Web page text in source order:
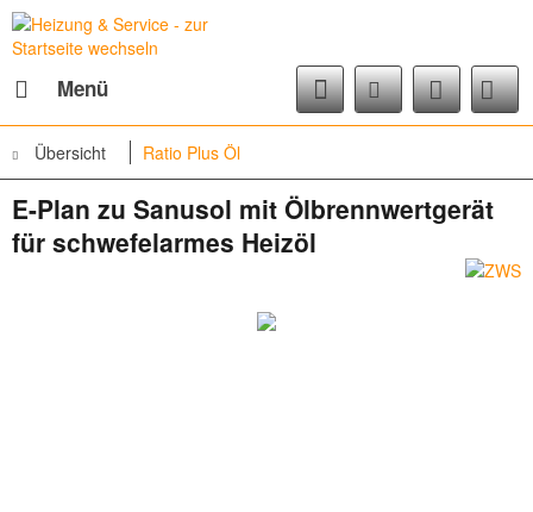
Menü
Übersicht Ratio Plus Öl
E-Plan zu Sanusol mit Ölbrennwertgerät
für schwefelarmes Heizöl